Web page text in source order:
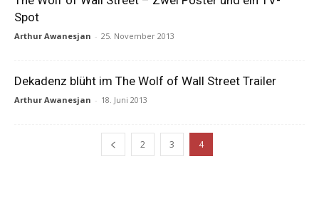
Spot
Arthur Awanesjan - 25. November 2013
Dekadenz blüht im The Wolf of Wall Street Trailer
Arthur Awanesjan - 18. Juni 2013
2 3 4